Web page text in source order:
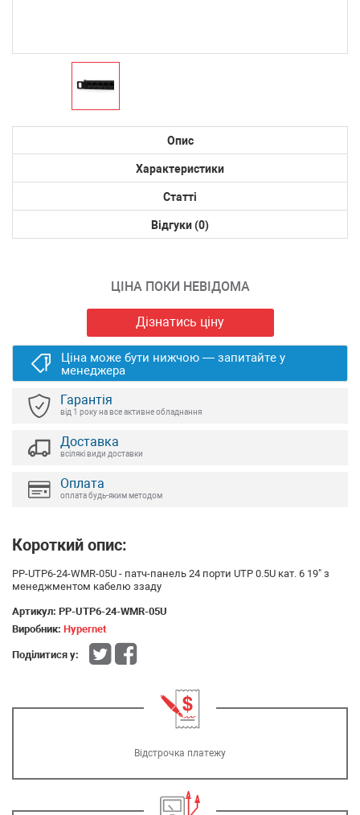
Опис
Характеристики
Статті
Відгуки (0)
ЦІНА ПОКИ НЕВІДОМА
Дізнатись ціну
Ціна може бути нижчою — запитайте у
менеджера
Гарантія
від 1 року на все активне обладнання
Доставка
всілякі види доставки
Оплата
оплата будь-яким методом
Короткий опис:
PP-UTP6-24-WMR-05U - патч-панель 24 порти UTP 0.5U кат. 6 19" з
менеджментом кабелю ззаду
Артикул: PP-UTP6-24-WMR-05U
Виробник: Hypernet
Поділитися у:
Відстрочка платежу